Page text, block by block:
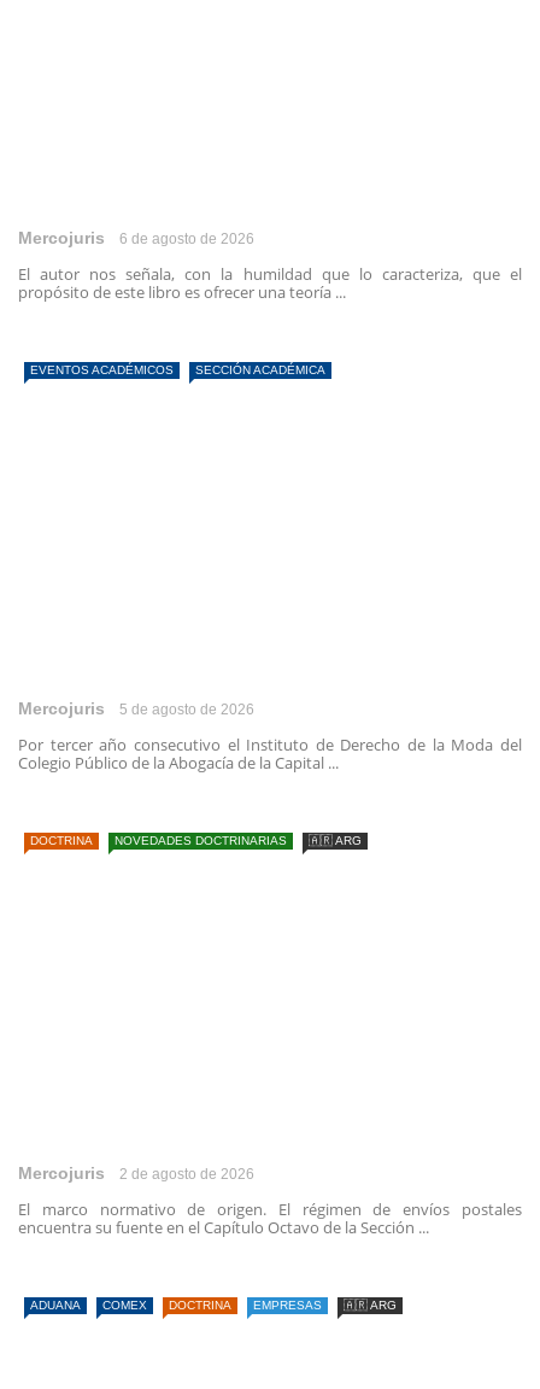
Mercojuris 6 de agosto de 2026
El autor nos señala, con la humildad que lo caracteriza, que el
propósito de este libro es ofrecer una teoría ...
EVENTOS ACADÉMICOS SECCIÓN ACADÉMICA
Mercojuris 5 de agosto de 2026
Por tercer año consecutivo el Instituto de Derecho de la Moda del
Colegio Público de la Abogacía de la Capital ...
DOCTRINA NOVEDADES DOCTRINARIAS 🇦🇷 ARG
Mercojuris 2 de agosto de 2026
El marco normativo de origen. El régimen de envíos postales
encuentra su fuente en el Capítulo Octavo de la Sección ...
ADUANA COMEX DOCTRINA EMPRESAS 🇦🇷 ARG